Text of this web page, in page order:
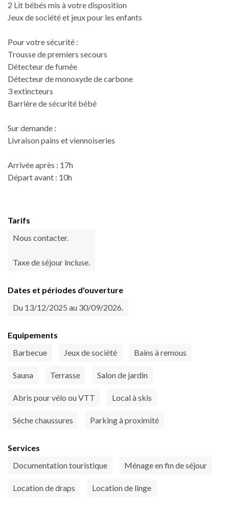
2 Lit bébés mis à votre disposition
Jeux de société et jeux pour les enfants
Pour votre sécurité :
Trousse de premiers secours
Détecteur de fumée
Détecteur de monoxyde de carbone
3 extincteurs
Barrière de sécurité bébé
Sur demande :
Livraison pains et viennoiseries
Arrivée après : 17h
Départ avant : 10h
Tarifs
Nous contacter.
Taxe de séjour incluse.
Dates et périodes d'ouverture
Du 13/12/2025 au 30/09/2026.
Equipements
Barbecue
Jeux de société Bains à remous
Sauna Terrasse Salon de jardin
Abris pour vélo ou VTT Local à skis
Sèche chaussures Parking à proximité
Services
Documentation touristique
Ménage en fin de séjour
Location de draps Location de linge